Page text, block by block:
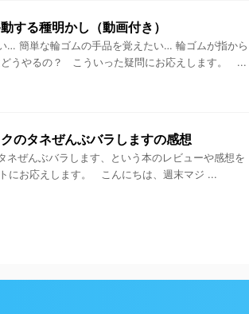
する種明かし（動画付き）
… 簡単な輪ゴムの手品を覚えたい… 輪ゴムが指から
どうやるの？ こういった疑問にお応えします。 ...
のタネぜんぶバラしますの感想
ネぜんぶバラします、という本のレビューや感想を
にお応えします。 こんにちは、週末マジ ...